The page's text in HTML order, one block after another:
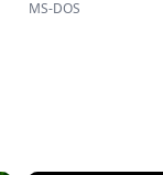
MS-DOS